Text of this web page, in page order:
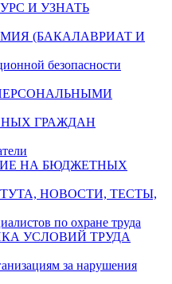
И УЗНАТЬ
(БАКАЛАВРИАТ И
безопасности
ГРАЖДАН
НА БЮДЖЕТНЫХ
НОВОСТИ, ТЕСТЫ,
по охране труда
УСЛОВИЙ ТРУДА
за нарушения